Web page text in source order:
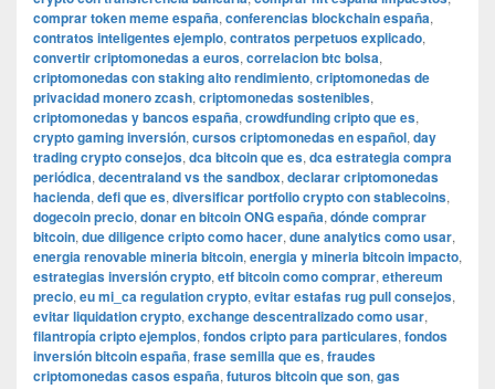
comprar token meme españa, conferencias blockchain españa,
contratos inteligentes ejemplo, contratos perpetuos explicado,
convertir criptomonedas a euros, correlacion btc bolsa,
criptomonedas con staking alto rendimiento, criptomonedas de
privacidad monero zcash, criptomonedas sostenibles,
criptomonedas y bancos españa, crowdfunding cripto que es,
crypto gaming inversión, cursos criptomonedas en español, day
trading crypto consejos, dca bitcoin que es, dca estrategia compra
periódica, decentraland vs the sandbox, declarar criptomonedas
hacienda, defi que es, diversificar portfolio crypto con stablecoins,
dogecoin precio, donar en bitcoin ONG españa, dónde comprar
bitcoin, due diligence cripto como hacer, dune analytics como usar,
energia renovable mineria bitcoin, energia y mineria bitcoin impacto,
estrategias inversión crypto, etf bitcoin como comprar, ethereum
precio, eu mi_ca regulation crypto, evitar estafas rug pull consejos,
evitar liquidation crypto, exchange descentralizado como usar,
filantropía cripto ejemplos, fondos cripto para particulares, fondos
inversión bitcoin españa, frase semilla que es, fraudes
criptomonedas casos españa, futuros bitcoin que son, gas